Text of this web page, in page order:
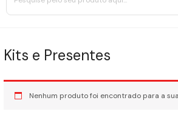
s
Kits e Presentes
Nenhum produto foi encontrado para a